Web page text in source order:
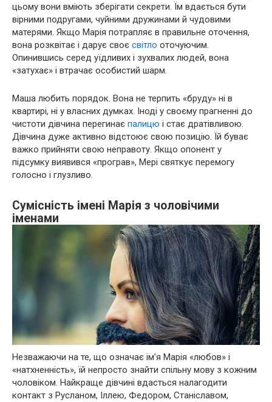
цьому вони вміють зберігати секрети. Їм вдається бути
вірними подругами, чуйними дружинами й чудовими
матерями. Якщо Марія потрапляє в правильне оточення,
вона розквітає і дарує своє світло оточуючим.
Опинившись серед уїдливих і зухвалих людей, вона
«затухає» і втрачає особистий шарм.
Маша любить порядок. Вона не терпить «бруду» ні в
квартирі, ні у власних думках. Іноді у своєму прагненні до
чистоти дівчина перегинає палицю і стає дратівливою.
Дівчина дуже активно відстоює свою позицію. Їй буває
важко прийняти свою неправоту. Якщо опонент у
підсумку виявився «програв», Мері святкує перемогу
голосно і глузливо.
Сумісність імені Марія з чоловічими
іменами
Незважаючи на те, що означає ім’я Марія «любов» і
«натхненність», їй непросто знайти спільну мову з кожним
чоловіком. Найкраще дівчині вдасться налагодити
контакт з Русланом, Іллею, Федором, Станіславом,